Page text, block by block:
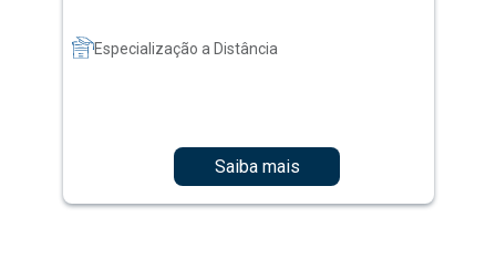
Especialização a Distância
Saiba mais